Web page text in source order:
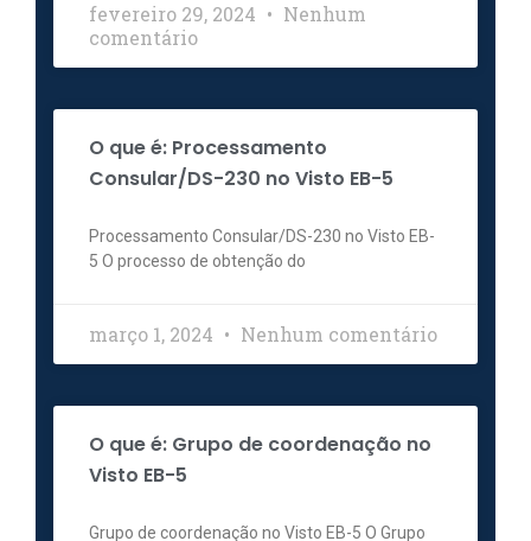
fevereiro 29, 2024
Nenhum
comentário
O que é: Processamento
Consular/DS-230 no Visto EB-5
Processamento Consular/DS-230 no Visto EB-
5 O processo de obtenção do
março 1, 2024 Nenhum comentário
O que é: Grupo de coordenação no
Visto EB-5
Grupo de coordenação no Visto EB-5 O Grupo